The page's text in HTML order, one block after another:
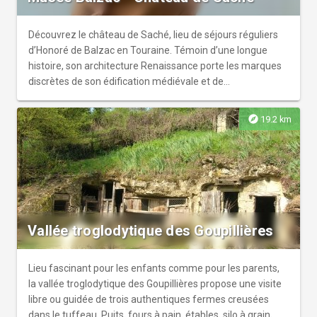
ils peuvent être dégustés gratuitement à la boutique.
Découvrez le château de Saché, lieu de séjours réguliers
d’Honoré de Balzac en Touraine. Témoin d’une longue
histoire, son architecture Renaissance porte les marques
discrètes de son édification médiévale et de
romanesque depuis le XIXe siècle. Son parc de deux
hectares invite à la contemplation des paysages
alentours, du village de Saché à la vallée de l’Indre.
explore 19.2 km
Vallée troglodytique des Goupillières
Lieu fascinant pour les enfants comme pour les parents,
la vallée troglodytique des Goupillières propose une visite
libre ou guidée de trois authentiques fermes creusées